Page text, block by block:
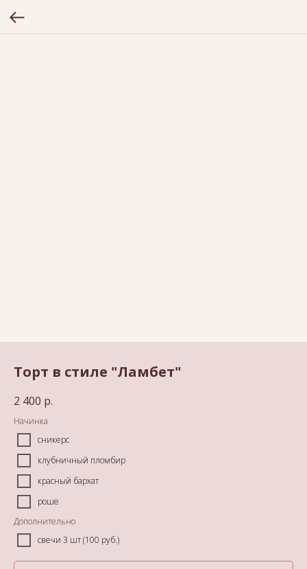
Торт в стиле "Ламбет"
2 400 р.
Начинка
сникерс
клубничный пломбир
красный бархат
роше
Дополнительно
свечи 3 шт (100 руб.)